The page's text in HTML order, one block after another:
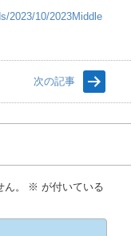
2023/10/2023Middle
次の記事
。 ※ が付いている